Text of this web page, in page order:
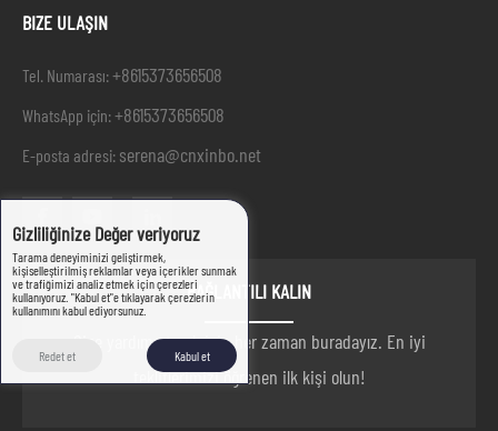
BIZE ULAŞIN
Tel. Numarası:+8615373656508
WhatsApp için:+8615373656508
E-posta adresi: serena@cnxinbo.net
BAĞLANTILI KALIN
Size yardım etmek için her zaman buradayız. En iyi
tekliflerimizi öğrenen ilk kişi olun!
Gizliliğinize Değer veriyoruz
Tarama deneyiminizi geliştirmek,
kişiselleştirilmiş reklamlar veya içerikler sunmak
ve trafiğimizi analiz etmek için çerezleri
kullanıyoruz. "Kabul et"e tıklayarak çerezlerin
kullanımını kabul ediyorsunuz.
Redet et Kabul et